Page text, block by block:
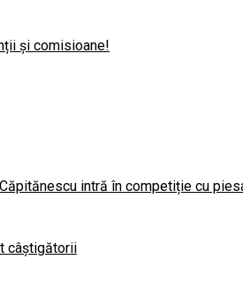
și comisioane!
intră în competiție cu
câștigătorii